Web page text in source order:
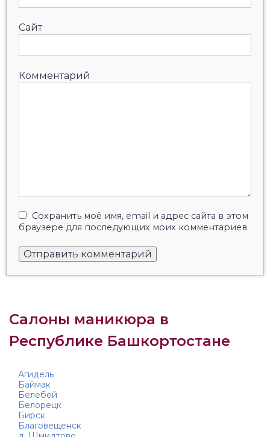
Сайт
Комментарий
Сохранить моё имя, email и адрес сайта в этом
браузере для последующих моих комментариев.
Салоны маникюра в
Республике Башкортостане
Агидель
Баймак
Белебей
Белорецк
Бирск
Благовещенск